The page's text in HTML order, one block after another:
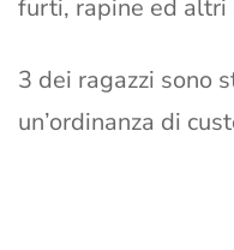
furti, rapine ed altri
3 dei ragazzi sono
un’ordinanza di